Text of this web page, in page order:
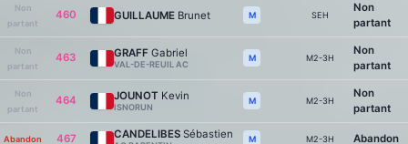
Non
partant
460 GUILLAUME Brunet M SEH
Non
partant
Non
partant
463 GRAFF Gabriel
VAL-DE-REUIL AC
M M2-3H
Non
partant
Non
partant
464 JOUNOT Kevin
ISNORUN
M M2-3H
Non
partant
Abandon 467 CANDELIBES Sébastien M M2-3H Abandon